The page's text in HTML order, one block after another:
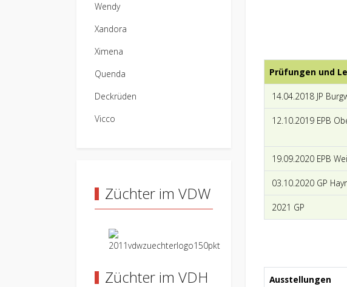
Wendy
Xandora
Ximena
Quenda
Deckrüden
Vicco
Züchter im VDW
Züchter im VDH
Prüfungen und
14.04.2018 JP
12.10.2019 EPB
19.09.2020 EPB
03.10.2020 GP
2021 GP
Ausstellungen